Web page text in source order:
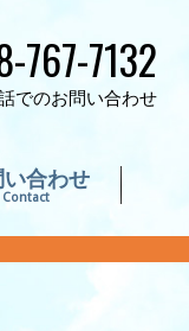
767-7132
でのお問い合わせ
い合わせ
Contact